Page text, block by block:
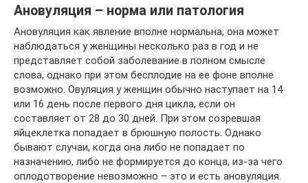
Ановуляция – норма или патология
Ановуляция как явление вполне нормальна, она может
наблюдаться у женщины несколько раз в год и не
представляет собой заболевание в полном смысле
слова, однако при этом бесплодие на ее фоне вполне
возможно. Овуляция у женщин обычно наступает на 14
или 16 день после первого дня цикла, если он
составляет от 28 до 30 дней. При этом созревшая
яйцеклетка попадает в брюшную полость. Однако
бывают случаи, когда она либо не попадает по
назначению, либо не формируется до конца, из-за чего
оплодотворение невозможно – это и есть ановуляция.